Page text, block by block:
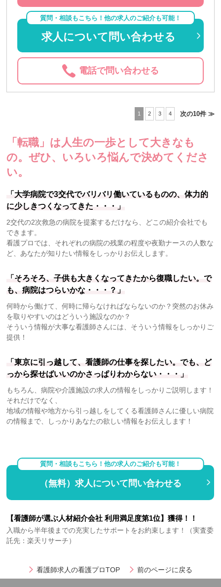
質問・相談もこちら！他の求人のご紹介も可能！
求人について問い合わせる
電話で問い合わせる
1 2 3 4 次の10件 ≫
「転職」は人生の一歩として大きなも
の。ぜひ、いろいろ悩んで決めてくださ
い。
「大学病院で3交代でバリバリ働いているものの、体力的
に少しきつくなってきた・・・」
2交代の2次救急の病院を提案するだけなら、どこの紹介会社でも
できます。
看護プロでは、それぞれの病院の残業の程度や夜勤ナースの人数な
ど、あなたが知りたい情報をしっかりお伝えします。
「そろそろ、子供も大きくなってきたから復職したい。で
も、病院はつらいかな・・・？」
何時から働けて、何時に帰らなければならないのか？突然のお休み
を取りやすいのはどういう施設なのか？
そういう情報が大事な看護師さんには、そういう情報をしっかりご
提供！
「東京に引っ越して、看護師の仕事を探したい。でも、ど
っから探せばいいのかさっぱりわからない・・・」
もちろん、病院や介護施設の求人の情報をしっかりご説明します！
それだけでなく、
地域の情報や地方から引っ越しをしてくる看護師さんに優しい病院
の情報まで、しっかりあなたの欲しい情報をお伝えします！
質問・相談もこちら！他の求人のご紹介も可能！
（無料）求人について問い合わせる
【看護師が選ぶ人材紹介会社 利用満足度第1位】獲得！！
入職から半年後までの充実したサポートをお約束します！（実査委
託先：楽天リサーチ）
看護師求人の看護プロTOP 前のページに戻る